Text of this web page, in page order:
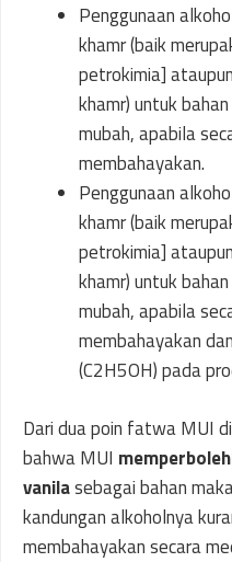
Penggunaan
khamr (baik
petrokimia]
khamr) untuk
mubah, apabila
membahayakan.
Penggunaan
khamr (baik
petrokimia]
khamr) untuk
mubah, apabila
membahayakan
(C2H5OH) pada
Dari dua poin fatwa MUI
bahwa MUI
vanilasebagai bahan
kandungan alkoholnya
membahayakan secara